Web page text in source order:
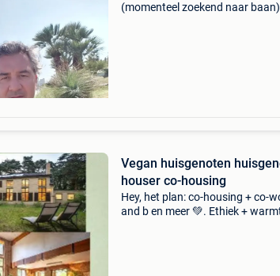
(momenteel zoekend naar
Vegan huisgenoten
houser co-housing
Hey, het plan: co-housing + co-
and b en meer 💚. Ethiek +